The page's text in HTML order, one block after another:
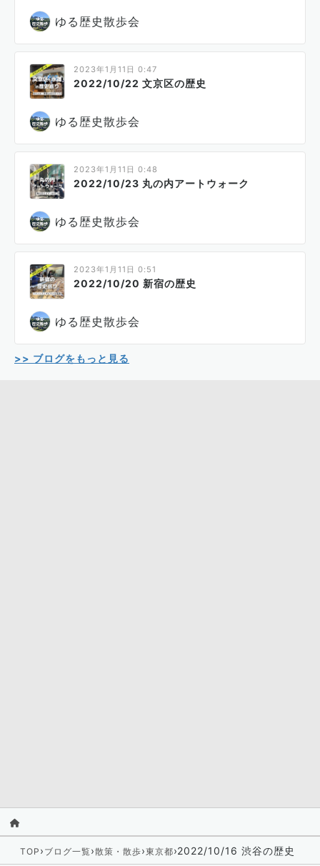
ゆる歴史散歩会
2023年1月11日 0:47
2022/10/22 文京区の歴史
ゆる歴史散歩会
2023年1月11日 0:48
2022/10/23 丸の内アートウォーク
ゆる歴史散歩会
2023年1月11日 0:51
2022/10/20 新宿の歴史
ゆる歴史散歩会
>> ブログをもっと見る
TOP › ブログ一覧›散策・散歩›東京都›2022/10/16 渋谷の歴史